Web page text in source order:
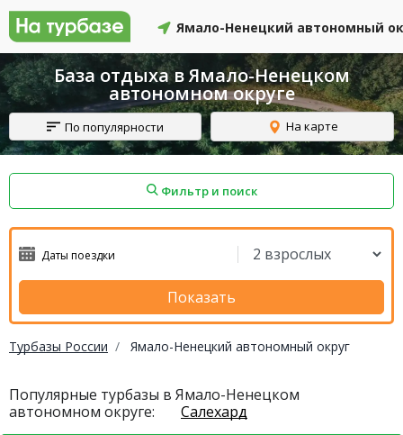
Ямало-Ненецкий автономный
База отдыха в Ямало-Ненецком
автономном округе
По популярности На карте
Фильтр и поиск
Показать
Турбазы России Ямало-Ненецкий автономный округ
Популярные турбазы в Ямало-Ненецком
автономном округе:
Салехард
Смоленский район Топчихинский район
Северодвинск Устьянский район